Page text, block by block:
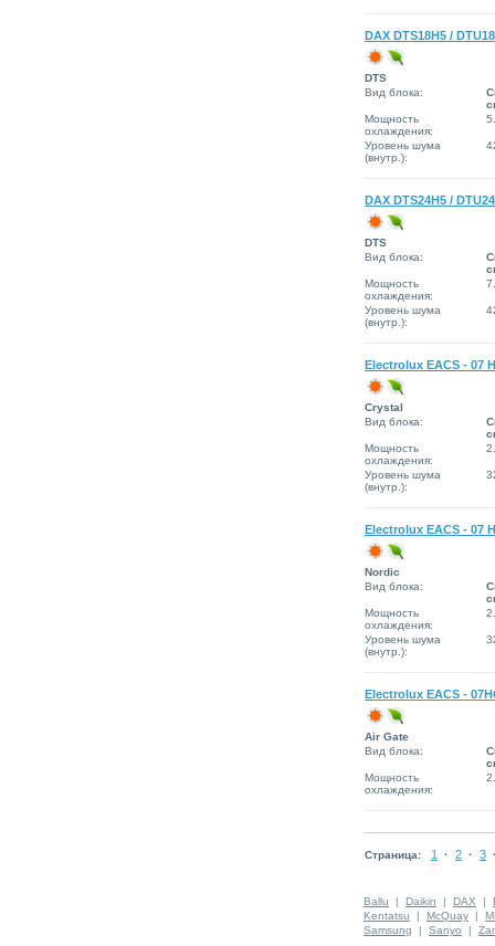
DAX DTS18H5 /
DTS
Вид блока:
Мощность
охлаждения:
Уровень шума
(внутр.):
DAX DTS24H5 /
DTS
Вид блока:
Мощность
охлаждения:
Уровень шума
(внутр.):
Electrolux EACS - 07
Сrystal
Вид блока:
Мощность
охлаждения:
Уровень шума
(внутр.):
Electrolux EACS - 07
Nordic
Вид блока:
Мощность
охлаждения:
Уровень шума
(внутр.):
Electrolux EACS -
Air Gate
Вид блока:
Мощность
охлаждения:
Страница: 1 · 2 · 3
Ballu | Daikin | DAX |
Kentatsu | McQuay |
Samsung | Sanyo |